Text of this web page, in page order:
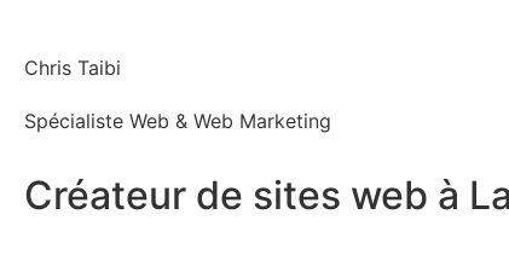
Chris Taibi
Spécialiste Web & Web Marketing
Créateur de sites web à